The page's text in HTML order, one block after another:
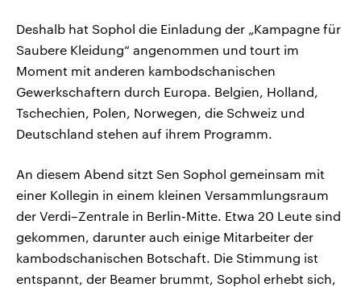
Deshalb hat Sophol die Einladung der „Kampagne für
Saubere Kleidung“ angenommen und tourt im
Moment mit anderen kambodschanischen
Gewerkschaftern durch Europa. Belgien, Holland,
Tschechien, Polen, Norwegen, die Schweiz und
Deutschland stehen auf ihrem Programm.
An diesem Abend sitzt Sen Sophol gemeinsam mit
einer Kollegin in einem kleinen Versammlungsraum
der Verdi–Zentrale in Berlin-Mitte. Etwa 20 Leute sind
gekommen, darunter auch einige Mitarbeiter der
kambodschanischen Botschaft. Die Stimmung ist
entspannt, der Beamer brummt, Sophol erhebt sich,